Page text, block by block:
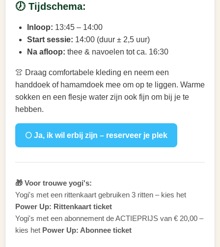
🕖 Tijdschema:
Inloop: 13:45 – 14:00
Start sessie: 14:00 (duur ± 2,5 uur)
Na afloop: thee & navoelen tot ca. 16:30
👚 Draag comfortabele kleding en neem een
handdoek of hamamdoek mee om op te liggen. Warme
sokken en een flesje water zijn ook fijn om bij je te
hebben.
🌕 Ja, ik wil erbij zijn – reserveer je plek
🎁 Voor trouwe yogi's:
Yogi's met een rittenkaart gebruiken 3 ritten – kies het
Power Up: Rittenkaart ticket
Yogi's met een abonnement de ACTIEPRIJS van € 20,00 –
kies het Power Up: Abonnee ticket